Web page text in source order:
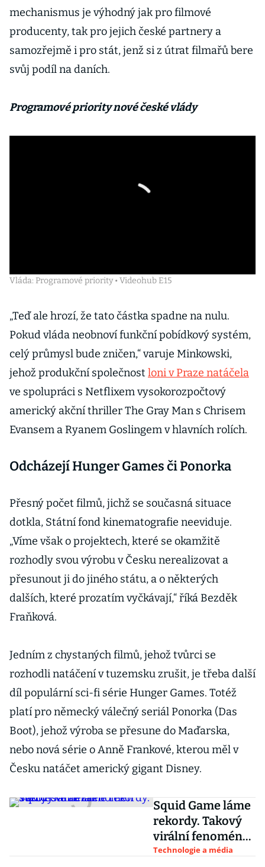
mechanismus je výhodný jak pro filmové
producenty, tak pro jejich české partnery a
samozřejmě i pro stát, jenž si z útrat filmařů bere
svůj podíl na daních.
Programové priority nové české vlády
Vláda: Programové priority • Videohub E15
„Teď ale hrozí, že tato částka spadne na nulu.
Pokud vláda neobnoví funkční pobídkový systém,
celý průmysl bude zničen,“ varuje Minkowski,
jehož produkční společnost loni v Praze natáčela
ve spolupráci s Netflixem vysokorozpočtový
americký akční thriller The Gray Man s Chrisem
Evansem a Ryanem Goslingem v hlavních rolích.
Odcházejí Hunger Games či Ponorka
Přesný počet filmů, jichž se současná situace
dotkla, Státní fond kinematografie neeviduje.
„Víme však o projektech, které se okamžitě
rozhodly svou výrobu v Česku nerealizovat a
přesunout ji do jiného státu, a o některých
dalších, které prozatím vyčkávají,“ říká Bezděk
Fraňková.
Jedním z chystaných filmů, jehož tvůrci se
rozhodli natáčení v tuzemsku zrušit, je třeba další
díl populární sci-fi série Hunger Games. Totéž
platí pro německý válečný seriál Ponorka (Das
Boot), jehož výroba se přesune do Maďarska,
nebo nová série o Anně Frankové, kterou měl v
Česku natáčet americký gigant Disney.
Squid Game láme
rekordy. Takový
virální fenomén
svět ještě nezažil
Technologie a média